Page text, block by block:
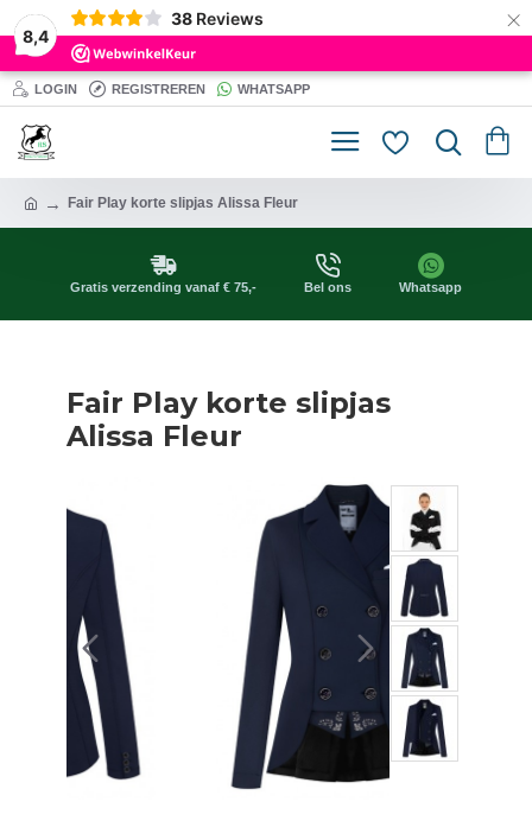
8,4
38 Reviews ×
LOGIN REGISTREREN WHATSAPP
Fair Play korte slipjas Alissa Fleur
Gratis verzending vanaf € 75,- Bel ons Whatsapp
Fair Play korte slipjas
Alissa Fleur